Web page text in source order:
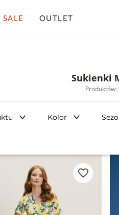
SALE OUTLET
Sukienki
Produktów:
Kolor